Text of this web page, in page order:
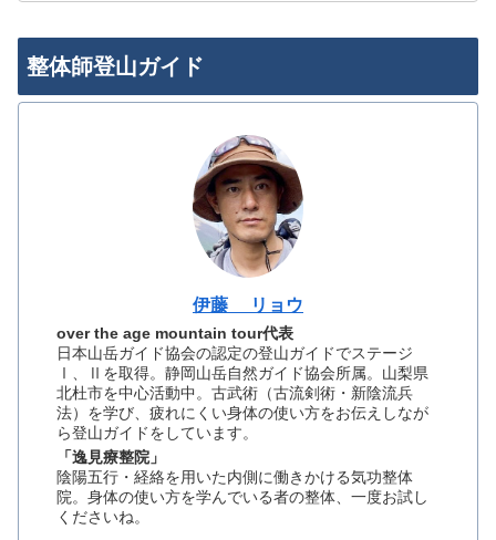
整体師登山ガイド
伊藤 リョウ
over the age mountain tour代表
日本山岳ガイド協会の認定の登山ガイドでステージ
Ⅰ、Ⅱを取得。静岡山岳自然ガイド協会所属。山梨県
北杜市を中心活動中。古武術（古流剣術・新陰流兵
法）を学び、疲れにくい身体の使い方をお伝えしなが
ら登山ガイドをしています。
「逸見療整院」
陰陽五行・経絡を用いた内側に働きかける気功整体
院。身体の使い方を学んでいる者の整体、一度お試し
くださいね。